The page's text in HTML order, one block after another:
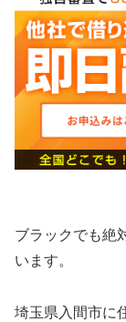
ブラックでも絶
います。
埼玉県入間市に